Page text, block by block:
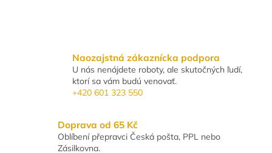
Naozajstná zákaznícka podpora
U nás nenájdete roboty, ale skutočných ľudí,
ktorí sa vám budú venovať.
+420 601 323 550
Doprava od 65 Kč
Oblíbení přepravci Česká pošta, PPL nebo
Zásilkovna.